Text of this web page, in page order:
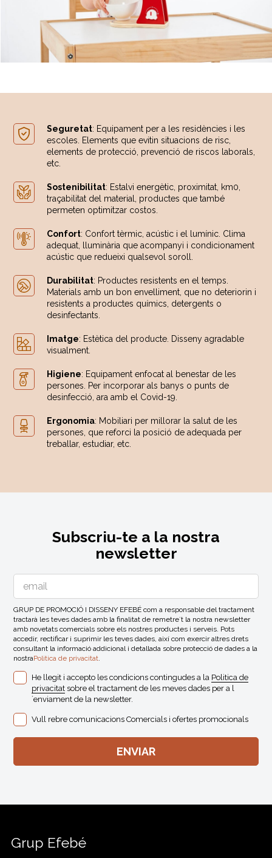
Seguretat: Equipament per a les residències i les
escoles. Elements que evitin situacions de risc,
elements de protecció, prevenció de riscos laborals,
etc.
Sostenibilitat: Estalvi energètic, proximitat, km0,
traçabilitat del material, productes que també
permeten optimitzar costos.
Confort: Confort tèrmic, acústic i el lumínic. Clima
adequat, lluminària que acompanyi i condicionament
acústic que redueixi qualsevol soroll.
Durabilitat: Productes resistents en el temps.
Materials amb un bon envelliment, que no deteriorin i
resistents a productes químics, detergents o
desinfectants.
Imatge: Estètica del producte. Disseny agradable
visualment.
Higiene: Equipament enfocat al benestar de les
persones. Per incorporar als banys o punts de
desinfecció, ara amb el Covid-19.
Ergonomia: Mobiliari per millorar la salut de les
persones, que reforci la posició de adequada per
treballar, estudiar, etc.
Subscriu-te a la nostra
newsletter
GRUP DE PROMOCIÓ I DISSENY EFEBÉ com a responsable del tractament
tractarà les teves dades amb la finalitat de remetre´t la nostra newsletter
amb novetats comercials sobre els nostres productes i serveis. Pots
accedir, rectificar i suprimir les teves dades, així com exercir altres drets
consultant la informació addicional i detallada sobre protecció de dades a la
nostraPolitica de privacitat
He llegit i accepto les condicions contingudes a la Politica de
privacitat sobre el tractament de les meves dades per a l
´enviament de la newsletter.
Vull rebre comunicacions Comercials i ofertes promocionals
Grup Efebé